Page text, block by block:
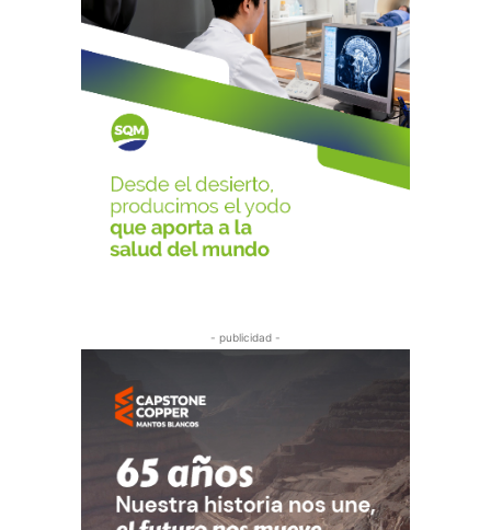
- publicidad -